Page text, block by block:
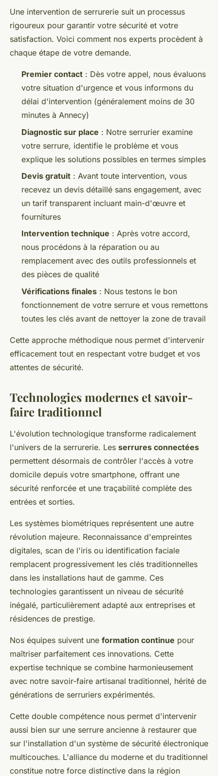
Une intervention de serrurerie suit un processus
rigoureux pour garantir votre sécurité et votre
satisfaction. Voici comment nos experts procèdent à
chaque étape de votre demande.
Premier contact : Dès votre appel, nous évaluons
votre situation d'urgence et vous informons du
délai d'intervention (généralement moins de 30
minutes à Annecy)
Diagnostic sur place : Notre serrurier examine
votre serrure, identifie le problème et vous
explique les solutions possibles en termes simples
Devis gratuit : Avant toute intervention, vous
recevez un devis détaillé sans engagement, avec
un tarif transparent incluant main-d'œuvre et
fournitures
Intervention technique : Après votre accord,
nous procédons à la réparation ou au
remplacement avec des outils professionnels et
des pièces de qualité
Vérifications finales : Nous testons le bon
fonctionnement de votre serrure et vous remettons
toutes les clés avant de nettoyer la zone de travail
Cette approche méthodique nous permet d'intervenir
efficacement tout en respectant votre budget et vos
attentes de sécurité.
Technologies modernes et savoir-
faire traditionnel
L'évolution technologique transforme radicalement
l'univers de la serrurerie. Les serrures connectées
permettent désormais de contrôler l'accès à votre
domicile depuis votre smartphone, offrant une
sécurité renforcée et une traçabilité complète des
entrées et sorties.
Les systèmes biométriques représentent une autre
révolution majeure. Reconnaissance d'empreintes
digitales, scan de l'iris ou identification faciale
remplacent progressivement les clés traditionnelles
dans les installations haut de gamme. Ces
technologies garantissent un niveau de sécurité
inégalé, particulièrement adapté aux entreprises et
résidences de prestige.
Nos équipes suivent une formation continue pour
maîtriser parfaitement ces innovations. Cette
expertise technique se combine harmonieusement
avec notre savoir-faire artisanal traditionnel, hérité de
générations de serruriers expérimentés.
Cette double compétence nous permet d'intervenir
aussi bien sur une serrure ancienne à restaurer que
sur l'installation d'un système de sécurité électronique
multicouches. L'alliance du moderne et du traditionnel
constitue notre force distinctive dans la région